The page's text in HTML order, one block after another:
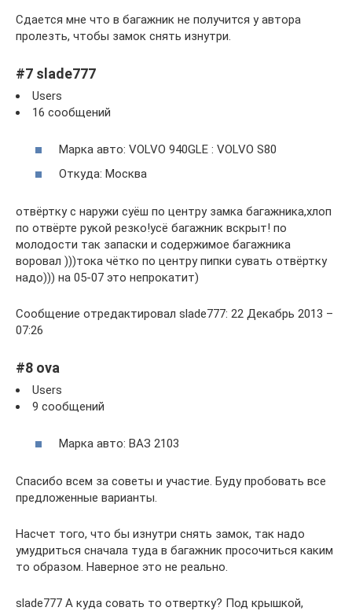
Сдается мне что в багажник не получится у автора
пролезть, чтобы замок снять изнутри.
#7 slade777
Users
16 сообщений
Марка авто: VOLVO 940GLE : VOLVO S80
Откуда: Москва
отвёртку с наружи cуёш по центру замка багажника,хлоп
по отвёрте рукой резко!усё багажник вскрыт! по
молодости так запаски и содержимое багажника
воровал )))тока чётко по центру пипки сувать отвёртку
надо))) на 05-07 это непрокатит)
Сообщение отредактировал slade777: 22 Декабрь 2013 –
07:26
#8 ova
Users
9 сообщений
Марка авто: ВАЗ 2103
Спасибо всем за советы и участие. Буду пробовать все
предложенные варианты.
Насчет того, что бы изнутри снять замок, так надо
умудриться сначала туда в багажник просочиться каким
то образом. Наверное это не реально.
slade777 А куда совать то отвертку? Под крышкой,